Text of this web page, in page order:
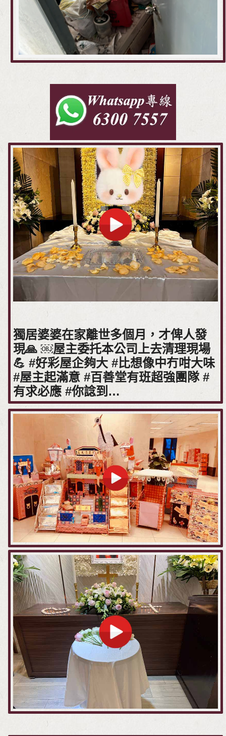
獨居婆婆在家離世多個月，才俾人發
現🙏 ￼屋主委托本公司上去清理現場
💪 #好彩屋企夠大 #比想像中冇咁大味
#屋主起滿意 #百善堂有班超強團隊 #
有求必應 #你諗到…